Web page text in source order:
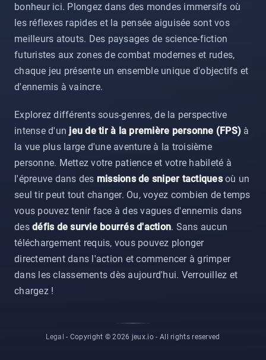
bonheur ici. Plongez dans des mondes immersifs où
les réflexes rapides et la pensée aiguisée sont vos
meilleurs atouts. Des paysages de science-fiction
futuristes aux zones de combat modernes et rudes,
chaque jeu présente un ensemble unique d'objectifs et
d'ennemis à vaincre.
Explorez différents sous-genres, de la perspective
intense d'un jeu de tir à la première personne (FPS) à
la vue plus large d'une aventure à la troisième
personne. Mettez votre patience et votre habileté à
l'épreuve dans des missions de sniper tactiquesoù un
seul tir peut tout changer. Ou, voyez combien de temps
vous pouvez tenir face à des vagues d'ennemis dans
des défis de survie bourrés d'action. Sans aucun
téléchargement requis, vous pouvez plonger
directement dans l'action et commencer à grimper
dans les classements dès aujourd'hui. Verrouillez et
chargez !
Legal - Copyright © 2026 jeux.io - All rights reserved